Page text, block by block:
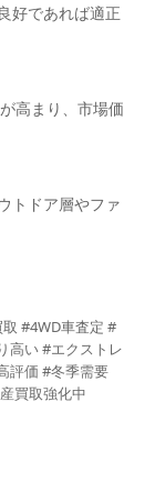
好であれば適正
高まり、市場価
トドア層やファ
#4WD車査定 #
高い #エクストレ
評価 #冬季需要
買取強化中